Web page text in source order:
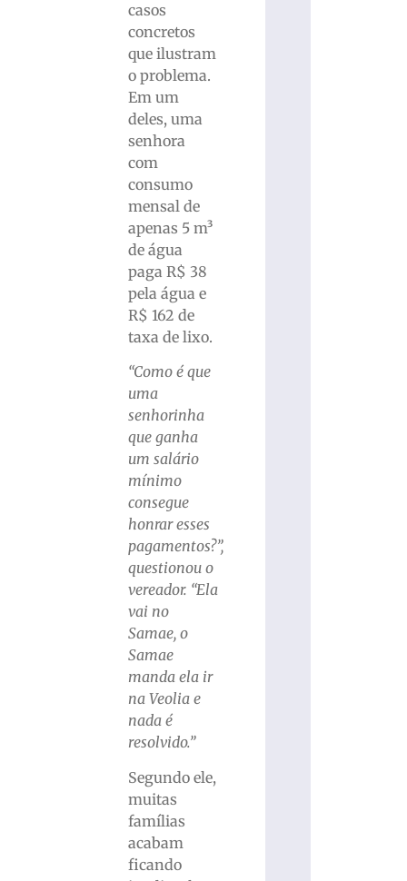
casos
concretos
que ilustram
o problema.
Em um
deles, uma
senhora
com
consumo
mensal de
apenas 5 m³
de água
paga R$ 38
pela água e
R$ 162 de
taxa de lixo.
“Como é que
uma
senhorinha
que ganha
um salário
mínimo
consegue
honrar esses
pagamentos?”,
questionou o
vereador. “Ela
vai no
Samae, o
Samae
manda ela ir
na Veolia e
nada é
resolvido.”
Segundo ele,
muitas
famílias
acabam
ficando